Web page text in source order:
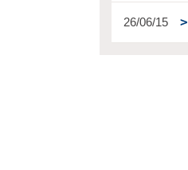
26/06/15